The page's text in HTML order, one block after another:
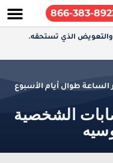
866-383-
والتعويض الذي تستحقه.
الشخصية